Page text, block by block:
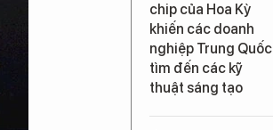
chip của Hoa Kỳ
khiến các doanh
nghiệp Trung Quốc
tìm đến các kỹ
thuật sáng tạo